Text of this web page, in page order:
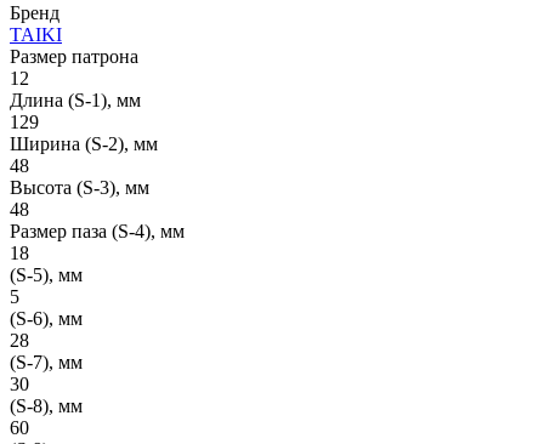
Бренд
TAIKI
Размер патрона
12
Длина (S-1), мм
129
Ширина (S-2), мм
48
Высота (S-3), мм
48
Размер паза (S-4), мм
18
(S-5), мм
5
(S-6), мм
28
(S-7), мм
30
(S-8), мм
60